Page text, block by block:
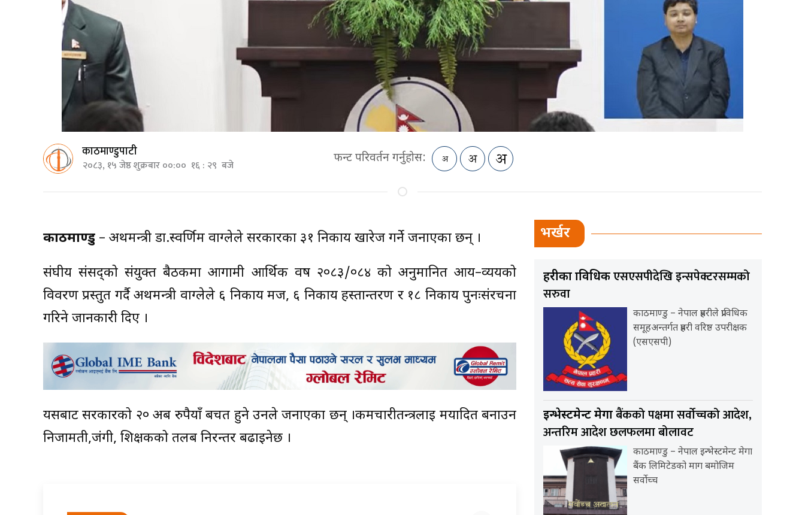
काठमाण्डुपाटी
२०८३, १५ जेष्ठ शुक्रबार ००:०० १६ : २९ बजे फन्ट परिवर्तन गर्नुहोस:
काठमाण्डु – अर्थमन्त्री डा.स्वर्णिम वाग्लेले सरकारका ३१ निकाय खारेज गर्ने जनाएका छन् ।
संघीय संसद्को संयुक्त बैठकमा आगामी आर्थिक वर्ष २०८३/०८४ को अनुमानित आय–व्ययको
विवरण प्रस्तुत गर्दै अर्थमन्त्री वाग्लेले ६ निकाय मर्ज, ६ निकाय हस्तान्तरण र १८ निकाय पुनःसंरचना
गरिने जानकारी दिए ।
यसबाट सरकारको २० अर्ब रुपैयाँ बचत हुने उनले जनाएका छन् ।कर्मचारीतन्त्रलाइ मर्यादित बनाउन
निजामती,जंगी, शिक्षकको तलब निरन्तर बढाइनेछ ।
भर्खर
प्रहरीका प्राविधिकएसएसपीदेखि इन्सपेक्टरसम्मको
सरुवा
काठमाण्डु – नेपाल प्रहरीले प्राविधिक
समूहअन्तर्गत प्रहरी वरिष्ठ उपरीक्षक
(एसएसपी)
इन्भेस्टमेन्ट मेगाबैंकको पक्षमा सर्वाेच्चको आदेश,
अन्तरिम आदेश छलफलमा बोलावट
काठमाण्डु – नेपाल इन्भेस्टमेन्ट मेगा
बैंक लिमिटेडको माग बमोजिम
सर्वोच्च